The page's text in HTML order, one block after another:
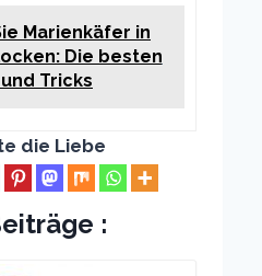
Marienkäfer in
Die besten
Tricks
die Liebe
: